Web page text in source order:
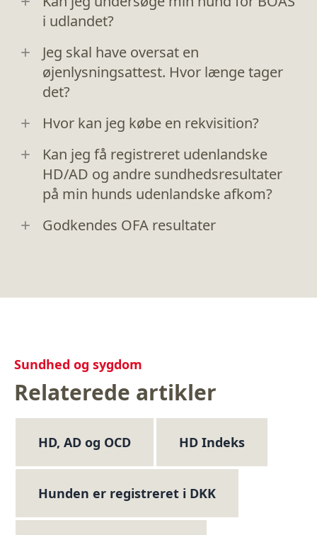
i udlandet?
Jeg skal have oversat en
øjenlysningsattest. Hvor længe tager
det?
Hvor kan jeg købe en rekvisition?
Kan jeg få registreret udenlandske
HD/AD og andre sundhedsresultater
på min hunds udenlandske afkom?
Godkendes OFA resultater
Sundhed og sygdom
Relaterede artikler
HD, AD og OCD HD Indeks
Hunden er registreret i DKK